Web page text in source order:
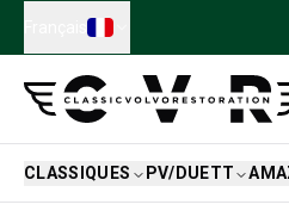
Skip to main content
CLASSIQUES PV/DUETT